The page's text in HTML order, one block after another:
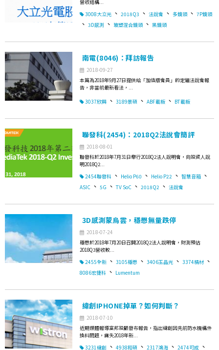
營收結構...
3008大立光 、 2018Q3 、 法說會 、 多鏡頭 、 7P鏡頭
、 3D感測 、 玻塑混合鏡頭 、 黑鏡頭
南電(8046)：拜訪報告
2018-09-27
本篇為2018年9月27日提供給「加值版會員」的定錨法說會報
告，非當前最新看法，...
3037欣興 、 3189景碩 、 ABF載板 、 BT載板
聯發科(2454)：2018Q2法說會簡評
2018-08-01
聯發科於2018年7月31日舉行2018Q2法人說明會，向投資人說
明2018Q2...
2454聯發科 、 Helio P60 、 Helio P22 、 智慧音箱 、
ASIC 、 5G 、 TV SoC 、 2018Q2 、 法說會
3D感測蒙烏雲，穩懋無量跌停
2018-07-24
穩懋於2018年7月20日召開2018Q2法人說明會，財測預估
2018Q3營收較...
2455全新 、 3105穩懋 、 3406玉晶光 、 3374精材 、
8086宏捷科 、 Lumentum
緯創IPHONE掉單？如何判斷？
2018-07-10
近期媒體報導富邦投顧發布報告，指出緯創因先前防水機構件
換料問題，痛失2018年新...
3231緯創 、 4938和碩 、 2317鴻海 、 2474可成 、